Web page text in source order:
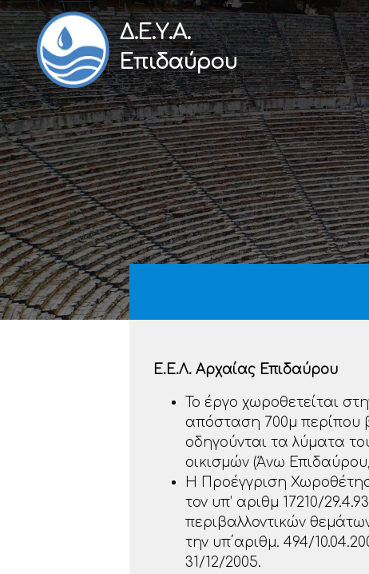
Δ.Ε.Υ.Α.
Επιδαύρου
Ε.Ε.Λ. Αρχαίας Επιδαύρου
Το έργο χωροθετείται
απόσταση 700μ περίπου
οδηγούνται τα λύματα
οικισμών (Άνω
Η Προέγγριση
τον υπ’ αριθμ 17210/
περιβαλλοντικών
την υπ΄αριθμ. 494/
31/12/2005.